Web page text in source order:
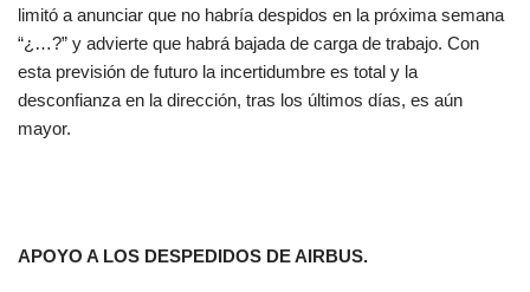
limitó a anunciar que no habría despidos en la próxima semana
“¿…?” y advierte que habrá bajada de carga de trabajo. Con
esta previsión de futuro la incertidumbre es total y la
desconfianza en la dirección, tras los últimos días, es aún
mayor.
APOYO A LOS DESPEDIDOS DE AIRBUS.